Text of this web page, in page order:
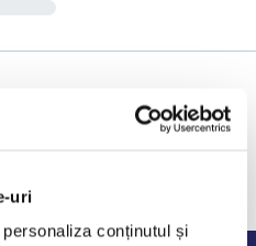
uri
conținutul și